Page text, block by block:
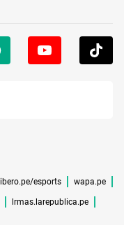
libero.pe/esports wapa.pe
lrmas.larepublica.pe